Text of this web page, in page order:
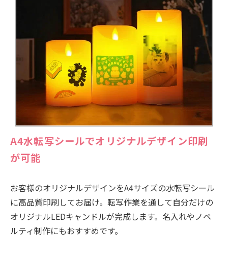
A4水転写シールでオリジナルデザイン印刷
が可能
お客様のオリジナルデザインをA4サイズの水転写シール
に高品質印刷してお届け。転写作業を通して自分だけの
オリジナルLEDキャンドルが完成します。名入れやノベ
ルティ制作にもおすすめです。